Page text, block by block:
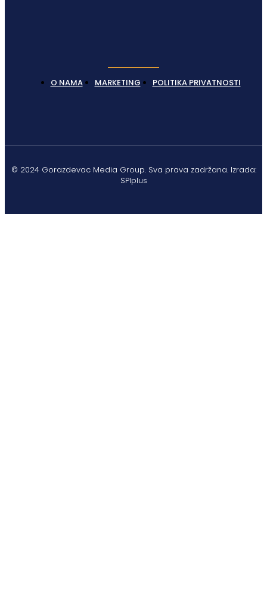
O NAMA MARKETING POLITIKA PRIVATNOSTI
© 2024 Gorazdevac Media Group. Sva prava zadržana. Izrada:
SPIplus